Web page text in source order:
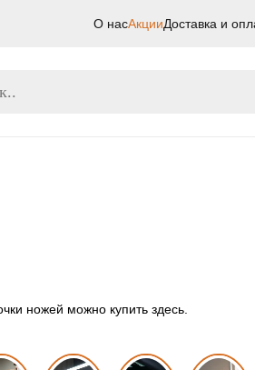
О насАкцииДоставка и
ножей можно купить здесь.